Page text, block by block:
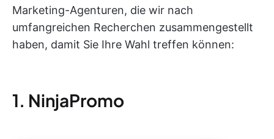
Marketing-Agenturen, die wir nach
umfangreichen Recherchen zusammengestellt
haben, damit Sie Ihre Wahl treffen können:
1. NinjaPromo